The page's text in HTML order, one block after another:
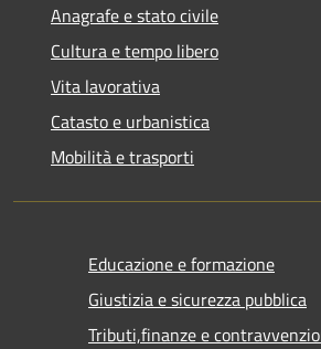
Anagrafe e stato civile
Cultura e tempo libero
Vita lavorativa
Catasto e urbanistica
Mobilità e trasporti
Educazione e formazione
Giustizia e sicurezza pubblica
Tributi,finanze e